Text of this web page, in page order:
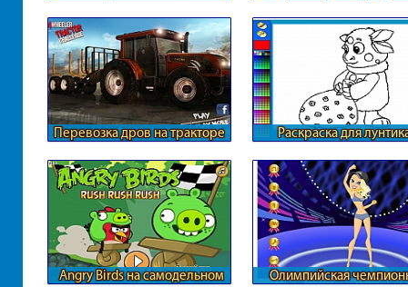
Перевозка дров на тракторе Раскраска для
Angry Birds на самодельном
Олимпийская